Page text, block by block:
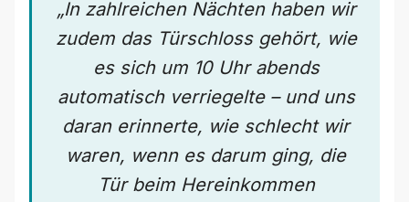
„In zahlreichen Nächten haben wir
zudem das Türschloss gehört, wie
es sich um 10 Uhr abends
automatisch verriegelte – und uns
daran erinnerte, wie schlecht wir
waren, wenn es darum ging, die
Tür beim Hereinkommen